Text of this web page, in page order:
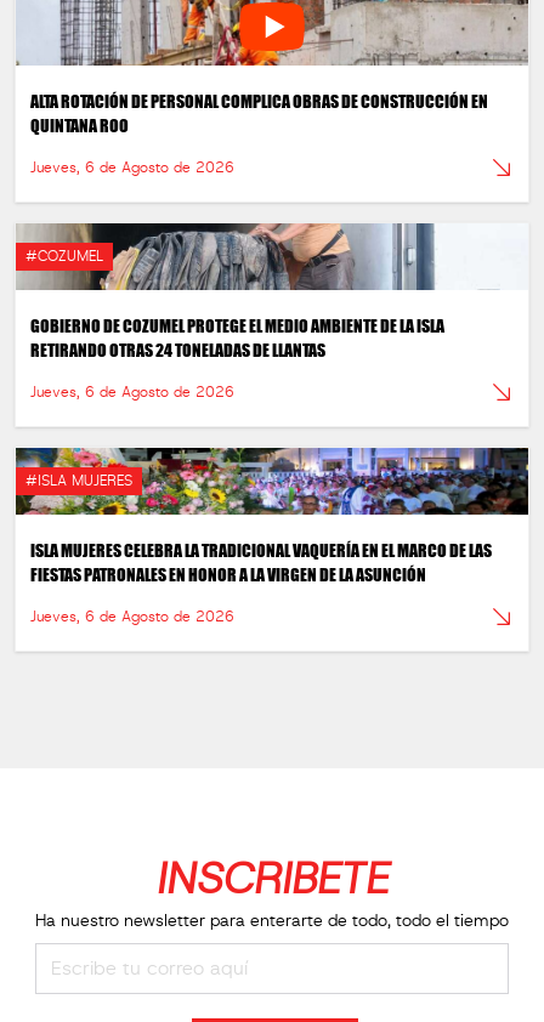
ALTA ROTACIÓN DE PERSONAL COMPLICA OBRAS DE CONSTRUCCIÓN EN
QUINTANA ROO
Jueves, 6 de Agosto de 2026
#COZUMEL
GOBIERNO DE COZUMEL PROTEGE EL MEDIO AMBIENTE DE LA ISLA
RETIRANDO OTRAS 24 TONELADAS DE LLANTAS
Jueves, 6 de Agosto de 2026
#ISLA MUJERES
ISLA MUJERES CELEBRA LA TRADICIONAL VAQUERÍA EN EL MARCO DE LAS
FIESTAS PATRONALES EN HONOR A LA VIRGEN DE LA ASUNCIÓN
Jueves, 6 de Agosto de 2026
INSCRIBETE
Ha nuestro newsletter para enterarte de todo, todo el tiempo